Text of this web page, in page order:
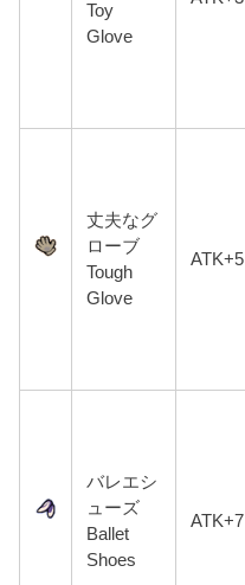
Toy
Glove
丈夫なグ
ローブ
Tough
Glove
ATK+5
バレエシ
ューズ
Ballet
Shoes
ATK+7